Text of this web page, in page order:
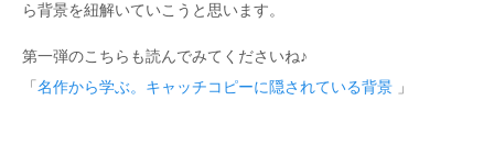
ら背景を紐解いていこうと思います。
第一弾のこちらも読んでみてくださいね♪
「 名作から学ぶ。キャッチコピーに隠されている背景 」